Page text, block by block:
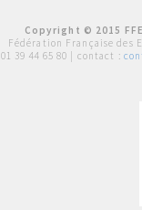
Copyright © 2015
Fédération Française des
01 39 44 65 80 | contact :